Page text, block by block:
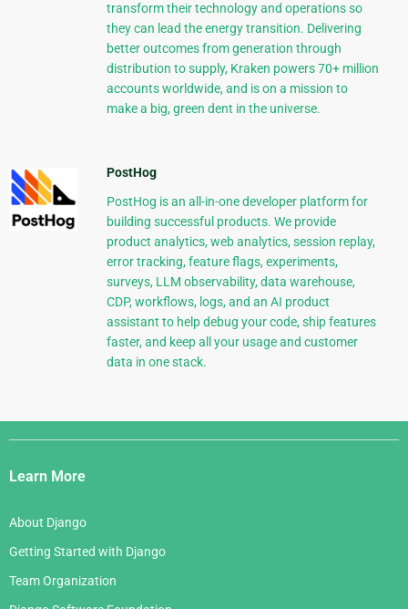
transform their technology and operations so
they can lead the energy transition. Delivering
better outcomes from generation through
distribution to supply, Kraken powers 70+ million
accounts worldwide, and is on a mission to
make a big, green dent in the universe.
PostHog
PostHog is an all-in-one developer platform for
building successful products. We provide
product analytics, web analytics, session replay,
error tracking, feature flags, experiments,
surveys, LLM observability, data warehouse,
CDP, workflows, logs, and an AI product
assistant to help debug your code, ship features
faster, and keep all your usage and customer
data in one stack.
Django
Links
Learn More
About Django
Getting Started with Django
Team Organization